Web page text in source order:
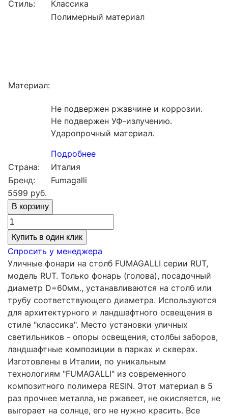
Стиль: Классика
Материал:
Полимерный материал
Не подвержен ржавчине и коррозии.
Не подвержен УФ-излучению.
Ударопрочный материал.
Подробнее
Страна:
Италия
Бренд:
Fumagalli
5599 руб.
Купить в один клик
Спросить у менеджера
Уличные фонари на столб FUMAGALLI серии RUT,
модель RUT. Только фонарь (голова), посадочный
диаметр D=60мм., устанавливаются на столб или
трубу соответствующего диаметра. Используются
для архитектурного и ландшафтного освещения в
стиле "классика". Место установки уличных
светильников - опоры освещения, столбы заборов,
ландшафтные композиции в парках и скверах.
Изготовлены в Италии, по уникальным
технологиям "FUMAGALLI" из современного
композитного полимера RESIN. Этот материал в 5
раз прочнее металла, не ржавеет, не окисляется, не
выгорает на солнце, его не нужно красить. Все